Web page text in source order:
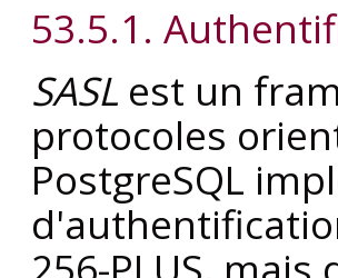
53.5.1.
SASL est un
protocoles
PostgreSQL
d'authentification